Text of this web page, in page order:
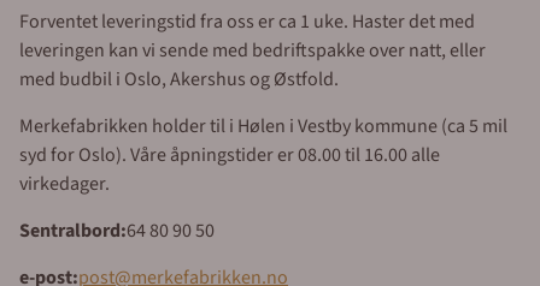
Forventet leveringstid fra oss er ca 1 uke. Haster det med
leveringen kan vi sende med bedriftspakke over natt, eller
med budbil i Oslo, Akershus og Østfold.
Merkefabrikken holder til i Hølen i Vestby kommune (ca 5 mil
syd for Oslo). Våre åpningstider er 08.00 til 16.00 alle
virkedager.
Sentralbord:64 80 90 50
e-post:post@merkefabrikken.no